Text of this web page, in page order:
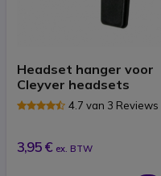
Headset hanger voor
Cleyver headsets
4.7 van 3 Reviews
3,95 € ex. BTW